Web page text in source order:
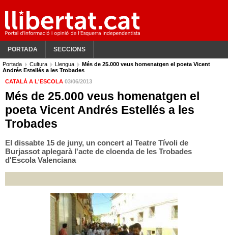
PORTADA SECCIONS
Portada Cultura Llengua
Més de 25.000 veus homenatgen el poeta Vicent
Andrés Estellés a les Trobades
CATALÀ A L'ESCOLA 03/06/2013
Més de 25.000 veus homenatgen el
poeta Vicent Andrés Estellés a les
Trobades
El dissabte 15 de juny, un concert al Teatre Tívoli de
Burjassot aplegarà l'acte de cloenda de les Trobades
d'Escola Valenciana